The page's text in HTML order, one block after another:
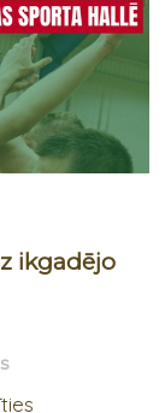
ikgadējo